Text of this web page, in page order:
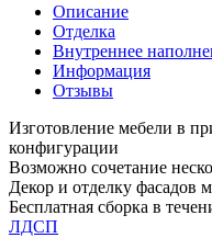
Описание
Отделка
Внутреннее
Информация
Отзывы
Изготовление мебели в
конфигурации
Возможно сочетание
Декор и отделку фасадов
Бесплатная сборка в
ЛДСП